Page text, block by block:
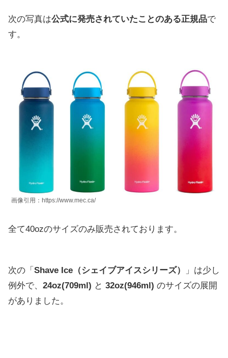
次の写真は公式に発売されていたことのある正規品で
す。
画像引用：https://www.mec.ca/
全て40ozのサイズのみ販売されております。
次の「 Shave Ice（シェイブアイスシリーズ）
」は少し
例外で、 24oz(709ml) と 32oz(946ml) のサイズの展開
がありました。